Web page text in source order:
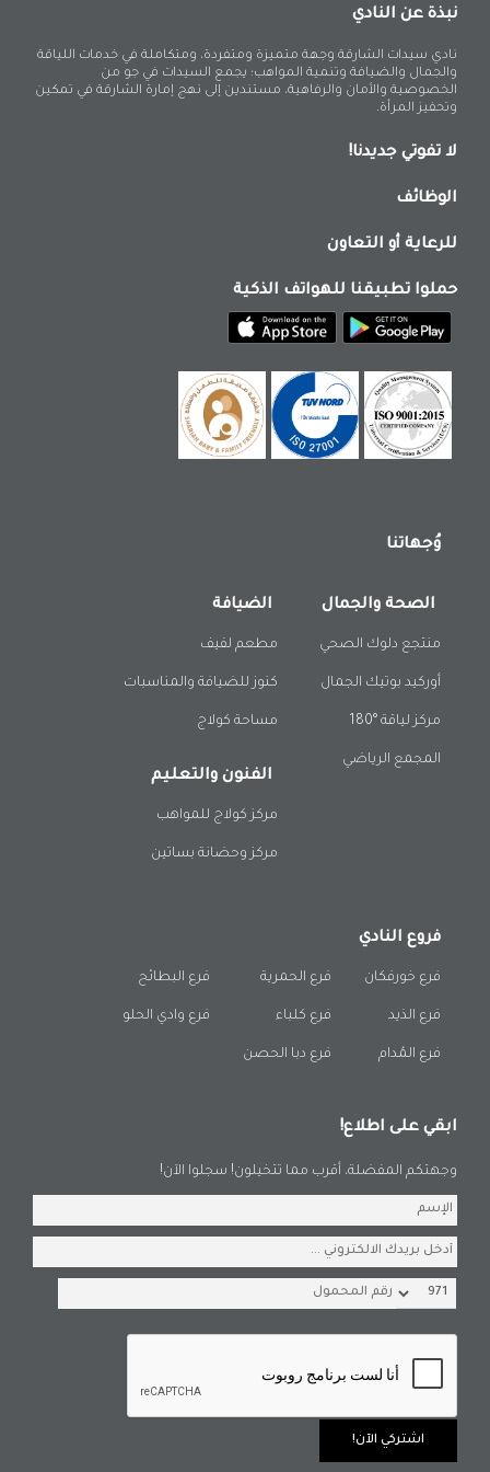
نبذة عن النادي
نادي سيدات الشارقة وجهة متميزة ومتفردة، ومتكاملة في خدمات اللياقة
والجمال والضيافة وتنمية المواهب؛ يجمع السيدات في جو من
الخصوصية والأمان والرفاهية، مستندين إلى نهج إمارة الشارقة في تمكين
وتحفيز المرأة.
لا تفوتي جديدنا!
الوظائف
للرعاية أو التعاون
حملوا تطبيقنا للهواتف الذكية
وُجهاتنا
الصحة والجمال
منتجع دلوك الصحي
أوركيد بوتيك الجمال
مركز لياقة °180
المجمع الرياضي
الضيافة
مطعم لفيف
كنوز للضيافة والمناسبات
مساحة كولاج
الفنون والتعليم
مركز كولاج للمواهب
مركز وحضانة بساتين
فروع النادي
فرع خورفكان
فرع الذيد
فرع المُدام
فرع الحمرية
فرع كلباء
فرع دبا الحصن
فرع البطائح
فرع وادي الحلو
ابقي على اطلاع!
وجهتكم المفضلة، أقرب مما تتخيلون! سجلوا الآن!